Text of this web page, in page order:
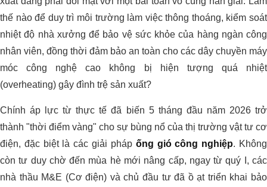
thế nào để duy trì môi trường làm việc thông thoáng, kiểm soát
nhiệt độ nhà xưởng để bảo vệ sức khỏe của hàng ngàn công
nhân viên, đồng thời đảm bảo an toàn cho các dây chuyền máy
móc công nghệ cao không bị hiện tượng quá nhiệt
(overheating) gây đình trệ sản xuất?
Chính áp lực từ thực tế đã biến 5 tháng đầu năm 2026 trở
thành "thời điểm vàng" cho sự bùng nổ của thị trường vật tư cơ
điện, đặc biệt là các giải pháp ống gió công nghiệp. Không
còn tư duy chờ đến mùa hè mới nâng cấp, ngay từ quý I, các
nhà thầu M&E (Cơ điện) và chủ đầu tư đã ồ ạt triển khai bảo